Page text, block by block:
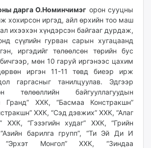
дарга О.Номинчимэг орон сууцны
хохирсон иргэд, айл өрхийн тоо маш
ихээхэн хүндэрсэн байгааг дурдаж,
сүүлийн гурван сарын хугацаанд
иргэдийг төлөөлсөн төрийн бус
мөн 10 гаруй иргэнээс цахим
иргэн 11-11 төвд биеэр ирж
гаргасныг танилцуулав. Эдгээр
төлөөллийн байгууллагуудын
Гранд” ХХК, “Басмаа Констракшн”
ХХК, “Сэд дэвжих” ХХК, “Алаг
ХХК, “Гэзэгийн худаг” ХХК, “Грийн
барилга групп”, “Ти Эй Ди И
“Эрхэт Монгол” ХХК, “Зиндаа